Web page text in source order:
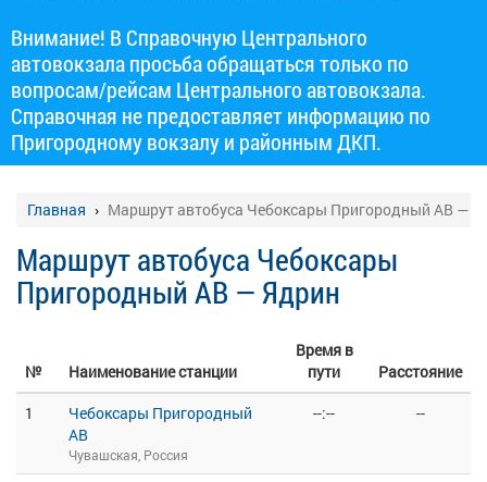
Внимание! В Справочную Центрального
автовокзала просьба обращаться только по
вопросам/рейсам Центрального автовокзала.
Справочная не предоставляет информацию по
Пригородному вокзалу и районным ДКП.
Главная Маршрут автобуса Чебоксары Пригородный АВ —
Маршрут автобуса Чебоксары
Пригородный АВ — Ядрин
№ Наименование станции
Время в
пути
Расстояние
1
Чебоксары Пригородный
АВ
Чувашская, Россия
--:-- --